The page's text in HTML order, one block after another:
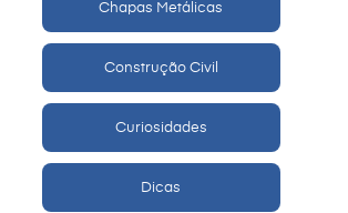
Chapas Metálicas
Construção Civil
Curiosidades
Dicas